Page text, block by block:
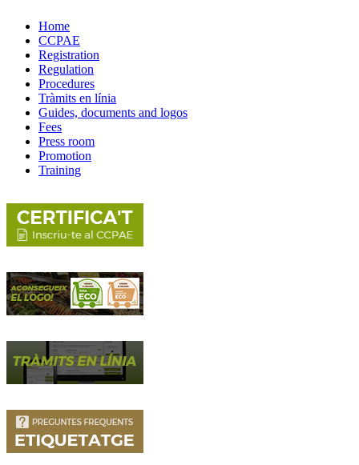
Home
CCPAE
Registration
Regulation
Procedures
Tràmits en línia
Guides, documents and logos
Fees
Press room
Promotion
Training